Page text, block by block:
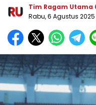
Tim Ragam Utama
Rabu, 6 Agustus 2025